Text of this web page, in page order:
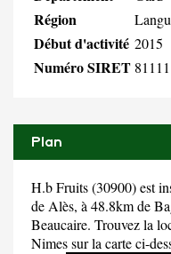
Région
Début d'activité 2015
Numéro SIRET
Plan
H.b Fruits (30900) est
de Alès, à 48.8km de
Beaucaire. Trouvez la
Nimes sur la carte ci-